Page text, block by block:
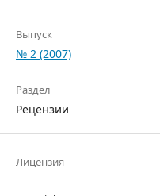
Выпуск
№ 2 (2007)
Раздел
Рецензии
Лицензия